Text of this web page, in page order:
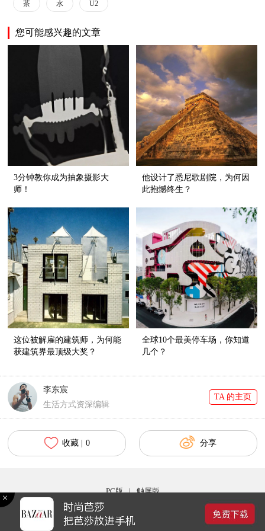
茶 水 U2
您可能感兴趣的文章
3分钟教你成为抽象摄影大
师！
他设计了悉尼歌剧院，为何因
此抱憾终生？
这位被解雇的建筑师，为何能
获建筑界最顶级大奖？
全球10个最美停车场，你知道
几个？
李东宸
生活方式资深编辑
TA 的主页
收藏 | 0 分享
PC版 | 触屏版
Copyright © 2017 bazaar.com.cn 北京时尚在线网络服务有限公司 京ICP备030044号